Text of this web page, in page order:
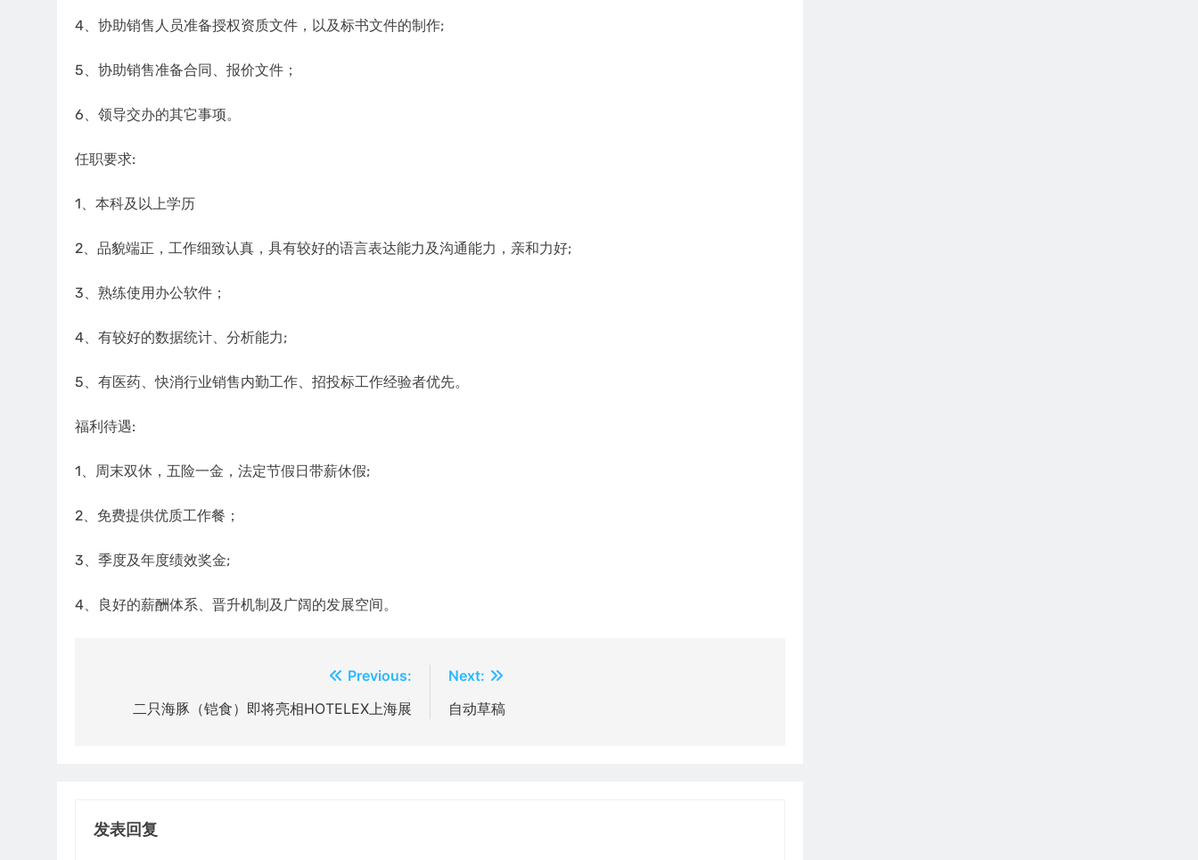
4、协助销售人员准备授权资质文件，以及标书文件的制作;
5、协助销售准备合同、报价文件；
6、领导交办的其它事项。
任职要求:
1、本科及以上学历
2、品貌端正，工作细致认真，具有较好的语言表达能力及沟通能力，亲和力好;
3、熟练使用办公软件；
4、有较好的数据统计、分析能力;
5、有医药、快消行业销售内勤工作、招投标工作经验者优先。
福利待遇:
1、周末双休，五险一金，法定节假日带薪休假;
2、免费提供优质工作餐；
3、季度及年度绩效奖金;
4、良好的薪酬体系、晋升机制及广阔的发展空间。
Previous:
二只海豚（铠食）即将亮相HOTELEX上海展
Next:
自动草稿
发表回复